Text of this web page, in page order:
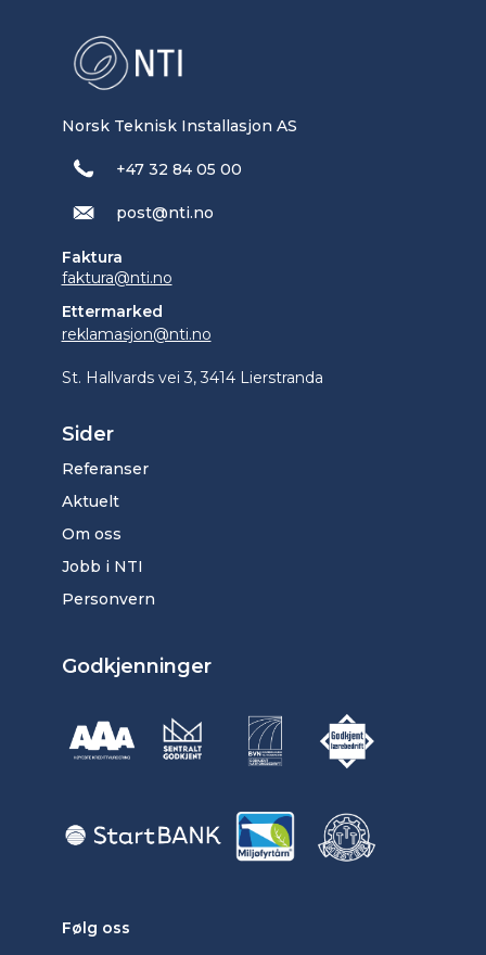
Norsk Teknisk Installasjon AS
+47 32 84 05 00
post@nti.no
Faktura
faktura@nti.no
Ettermarked
reklamasjon@nti.no
St. Hallvards vei 3, 3414 Lierstranda
Sider
Referanser
Aktuelt
Om oss
Jobb i NTI
Personvern
Godkjenninger
Følg oss